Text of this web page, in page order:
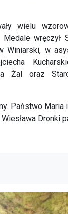
wielu
Medale wręczył
Winiarski, w
Żal oraz
Państwo
Dronki